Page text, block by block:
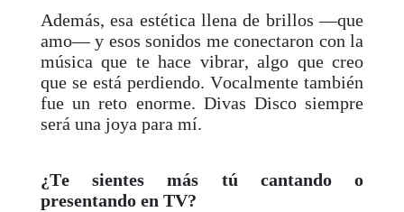
Además, esa estética llena de brillos —que
amo— y esos sonidos me conectaron con la
música que te hace vibrar, algo que creo
que se está perdiendo. Vocalmente también
fue un reto enorme. Divas Disco siempre
será una joya para mí.
¿Te sientes más tú cantando o
presentando en TV?